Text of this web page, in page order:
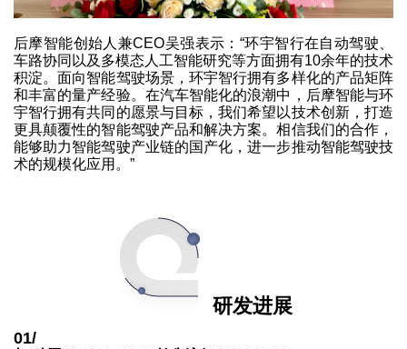
后摩智能创始人兼CEO吴强表示：“环宇智行在自动驾驶、
车路协同以及多模态人工智能研究等方面拥有10余年的技术
积淀。面向智能驾驶场景，环宇智行拥有多样化的产品矩阵
和丰富的量产经验。在汽车智能化的浪潮中，后摩智能与环
宇智行拥有共同的愿景与目标，我们希望以技术创新，打造
更具颠覆性的智能驾驶产品和解决方案。相信我们的合作，
能够助力智能驾驶产业链的国产化，进一步推动智能驾驶技
术的规模化应用。”
研发进展
01/